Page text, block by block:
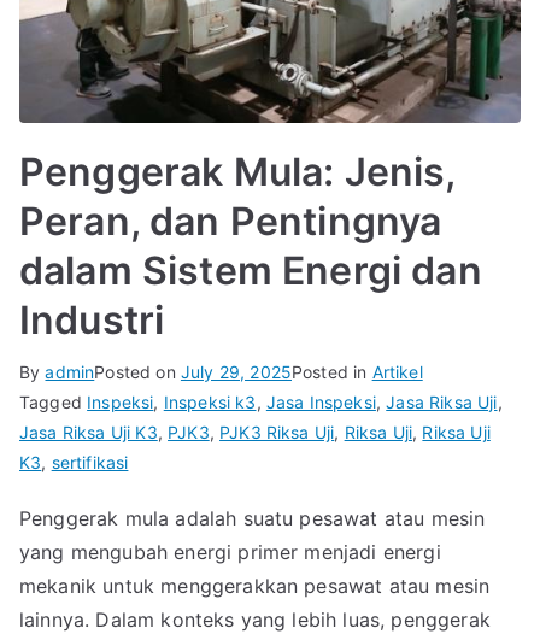
Penggerak Mula: Jenis,
Peran, dan Pentingnya
dalam Sistem Energi dan
Industri
ByadminPosted on July 29, 2025Posted in Artikel
Tagged Inspeksi, Inspeksi k3, Jasa Inspeksi,Jasa Riksa Uji,
Jasa Riksa Uji K3, PJK3, PJK3 Riksa Uji, Riksa Uji, Riksa Uji
K3, sertifikasi
Penggerak mula adalah suatu pesawat atau mesin
yang mengubah energi primer menjadi energi
mekanik untuk menggerakkan pesawat atau mesin
lainnya. Dalam konteks yang lebih luas, penggerak